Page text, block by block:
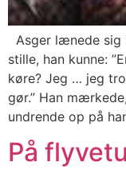
Asger lænede sig
stille, han kunne:
køre? Jeg … jeg
gør.” Han
undrende op på
På